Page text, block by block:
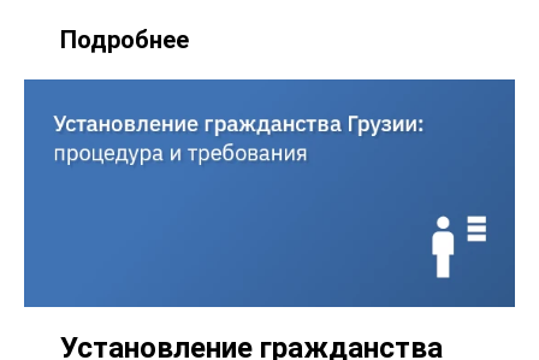
Подробнее
Установление гражданства